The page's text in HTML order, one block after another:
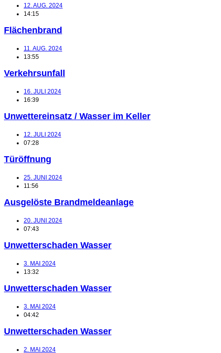
12. AUG. 2024
14:15
Flächenbrand
11. AUG. 2024
13:55
Verkehrsunfall
16. JULI 2024
16:39
Unwettereinsatz / Wasser im Keller
12. JULI 2024
07:28
Türöffnung
25. JUNI 2024
11:56
Ausgelöste Brandmeldeanlage
20. JUNI 2024
07:43
Unwetterschaden Wasser
3. MAI 2024
13:32
Unwetterschaden Wasser
3. MAI 2024
04:42
Unwetterschaden Wasser
2. MAI 2024